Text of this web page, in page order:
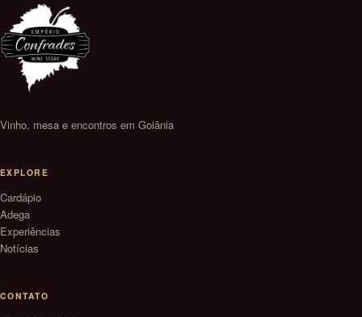
Vinho, mesa e encontros em Goiânia
EXPLORE
Cardápio
Adega
Experiências
Notícias
CONTATO